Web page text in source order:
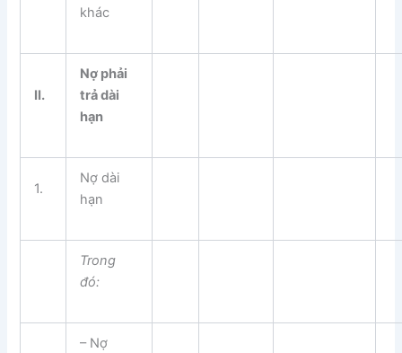
khác
II.
Nợ phải
trả dài
hạn
1.
Nợ dài
hạn
Trong
đó:
– Nợ